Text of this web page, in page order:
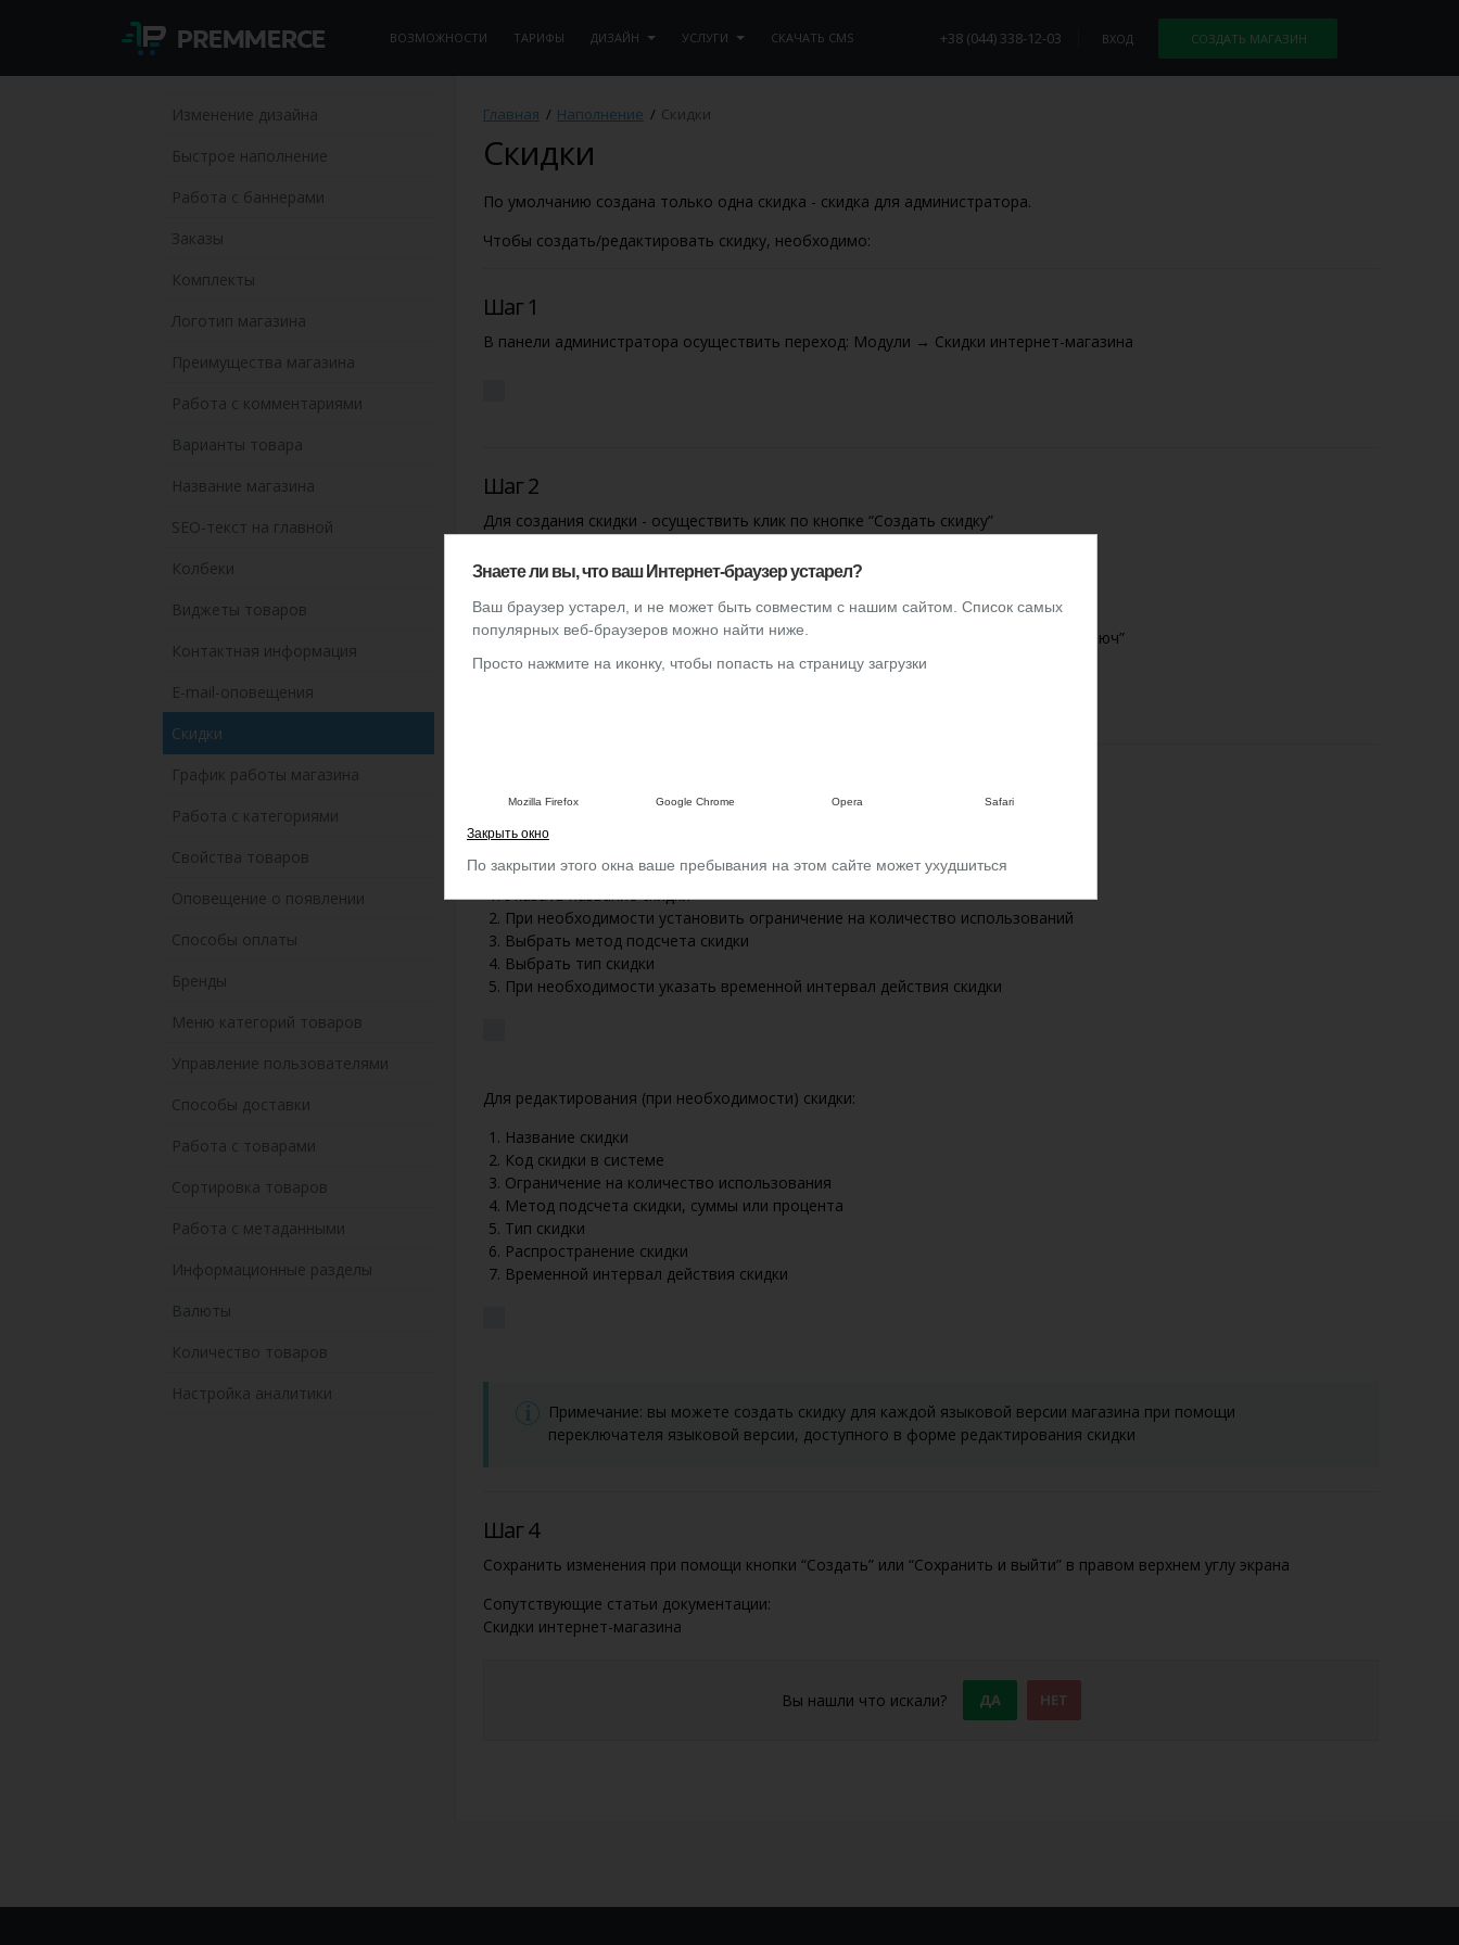
Знаете ли вы, что ваш Интернет-браузер устарел?
Ваш браузер устарел, и не может быть совместим с нашим сайтом. Список самых
популярных веб-браузеров можно найти ниже.
Просто нажмите на иконку, чтобы попасть на страницу загрузки
Mozilla Firefox Google Chrome Opera Safari
Закрыть окно
По закрытии этого окна ваше пребывания на этом сайте может ухудшиться
ВОЗМОЖНОСТИ ТАРИФЫ ДИЗАЙН УСЛУГИ СКАЧАТЬ CMS +38 (044) 338-12-03 ВХОД СОЗДАТЬ МАГАЗИН
Изменение дизайна
Быстрое наполнение
Работа с баннерами
Заказы
Комплекты
Логотип магазина
Преимущества магазина
Работа с комментариями
Варианты товара
Название магазина
SEO-текст на главной
Колбеки
Виджеты товаров
Контактная информация
E-mail-оповещения
Скидки
График работы магазина
Работа с категориями
Свойства товаров
Оповещение о появлении
Способы оплаты
Бренды
Меню категорий товаров
Управление пользователями
Способы доставки
Работа с товарами
Сортировка товаров
Работа с метаданными
Информационные разделы
Валюты
Количество товаров
Настройка аналитики
Главная / Наполнение / Скидки
Скидки
По умолчанию создана только одна скидка - скидка для администратора.
Чтобы создать/редактировать скидку, необходимо:
Шаг 1
В панели администратора осуществить переход: Модули → Скидки интернет-магазина
Шаг 2
Для создания скидки - осуществить клик по кнопке “Создать скидку”
Для редактирования скидки - осуществить клик по названию скидки в столбце “Ключ”
Указать название скидки
При необходимости установить ограничение на количество использований
Выбрать метод подсчета скидки
Выбрать тип скидки
При необходимости указать временной интервал действия скидки
Для редактирования (при необходимости) скидки:
Название скидки
Код скидки в системе
Ограничение на количество использования
Метод подсчета скидки, суммы или процента
Тип скидки
Распространение скидки
Временной интервал действия скидки
Примечание: вы можете создать скидку для каждой языковой версии магазина при помощи
переключателя языковой версии, доступного в форме редактирования скидки
Шаг 4
Сохранить изменения при помощи кнопки “Создать” или “Сохранить и выйти” в правом верхнем углу экрана
Сопутствующие статьи документации:
Скидки интернет-магазина
Вы нашли что искали? ДА НЕТ